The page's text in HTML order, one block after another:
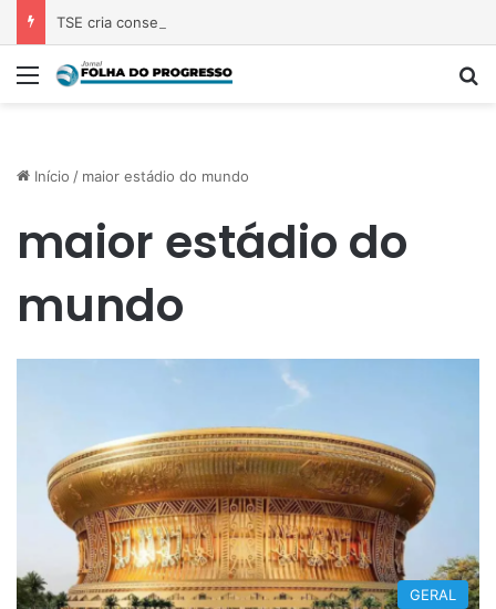
Menu
Início / maior estádio do mundo
maior estádio do
mundo
GERAL